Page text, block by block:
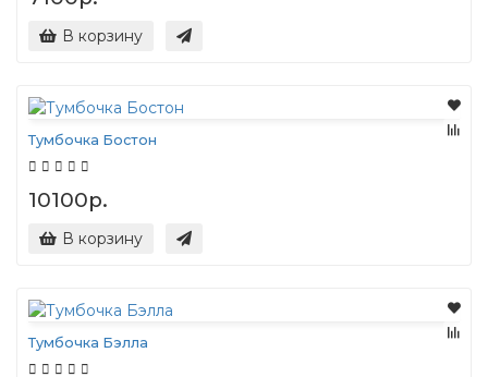
В корзину
Тумбочка Бостон
10100р.
В корзину
Тумбочка Бэлла